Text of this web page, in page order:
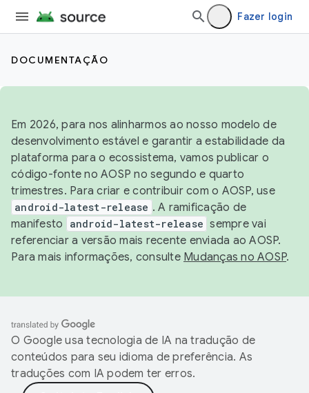
Fazer login
DOCUMENTAÇÃO
Em 2026, para nos alinharmos ao nosso modelo de
desenvolvimento estável e garantir a estabilidade da
plataforma para o ecossistema, vamos publicar o
código-fonte no AOSP no segundo e quarto
trimestres. Para criar e contribuir com o AOSP, use
android-latest-release . A ramificação de
manifesto
android-latest-release sempre vai
referenciar a versão mais recente enviada ao AOSP.
Para mais informações, consulte Mudanças no AOSP.
O Google usa tecnologia de IA na tradução de
conteúdos para seu idioma de preferência. As
traduções com IA podem ter erros.